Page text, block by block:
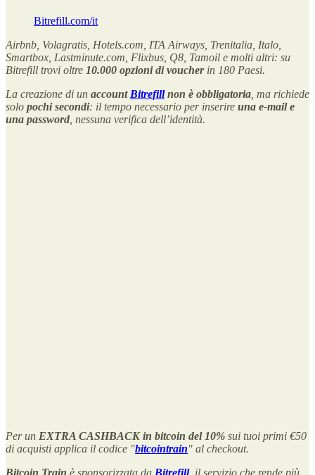
Bitrefill.com/it
Airbnb, Volagratis, Hotels.com, ITA Airways, Trenitalia, Italo,
Smartbox, Lastminute.com, Flixbus, Q8, Tamoil e molti altri: su
Bitrefill trovi oltre 10.000 opzioni di voucherin 180 Paesi.
La creazione di un account Bitrefill non è obbligatoria , ma richiede
solo pochi secondi: il tempo necessario per inserire una e-mail e
una password , nessuna verifica dell’identità.
Per un EXTRA CASHBACK in bitcoin del 10% sui tuoi primi €50
di acquisti applica il codice "bitcointrain" al checkout.
Bitcoin Train è sponsorizzata da Bitrefill, il servizio che rende più